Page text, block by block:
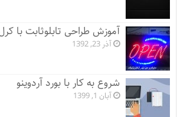
آموزش طراحی تابلوثابت با
آذر 23, 1392
شروع به کار با بورد آردوینو
آبان 1, 1399